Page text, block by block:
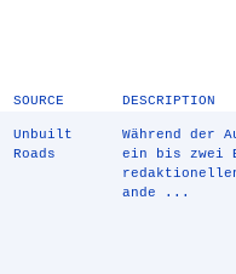
SOURCE DESCRIPTION
Unbuilt
Roads
Während der
ein bis zwei
ande ...